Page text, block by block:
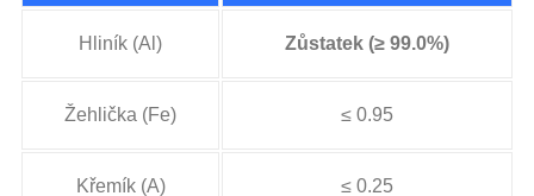
Hliník (Al) Zůstatek (≥ 99.0%)
Žehlička (Fe) ≤ 0.95
Křemík (A) ≤ 0.25